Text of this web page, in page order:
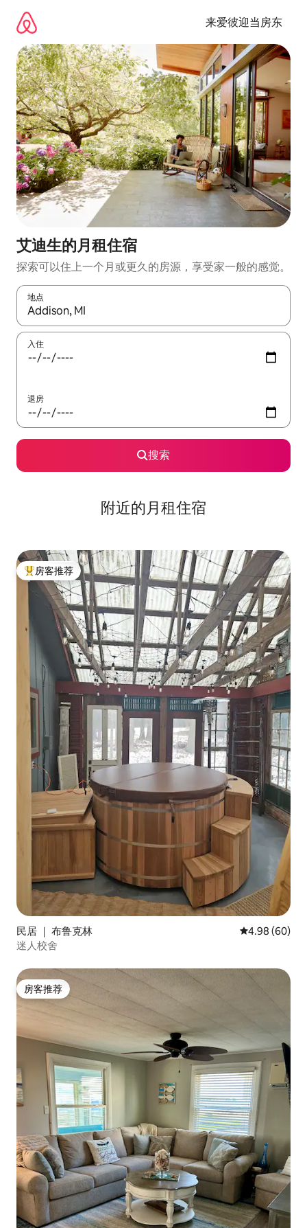
来爱彼迎当房东
艾迪生的月租住宿
探索可以住上一个月或更久的房源，享受家一般的感觉。
地点
如有搜索结果，请使用上下方向键查看，或通过点击或滑动手势
入住
退房
搜索
附近的月租住宿
热门「房客推荐」
房客推荐
民居 ｜ 布鲁克林 平均评分 4.98
4.98 (60)
迷人校舍
房客推荐
房客推荐